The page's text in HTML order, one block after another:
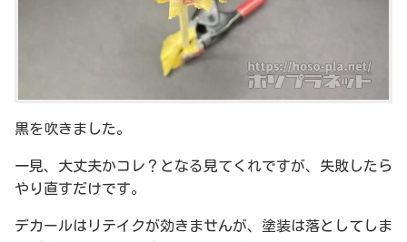
黒を吹きました。
一見、大丈夫かコレ？となる見てくれですが、失敗したら
やり直すだけです。
デカールはリテイクが効きませんが、塗装は落としてしま